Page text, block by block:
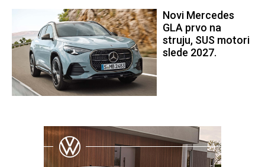
Novi Mercedes
GLA prvo na
struju, SUS motori
slede 2027.